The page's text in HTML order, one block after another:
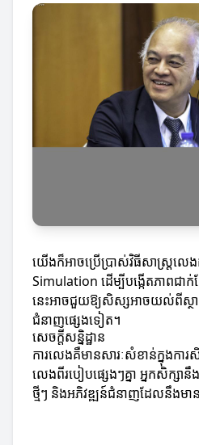
យើងក៏អាចប្រើប្រាស់វិធីសាស្ត្រលេ
Simulation ដើម្បីបង្កើតភាពជាក់
នេះអាចជួយឱ្យសិស្សអាចយល់ពីស្ថា
ជំនាញផ្សេងទៀត។
សេចក្តីសន្និដ្ឋាន
ការលេងគឺមានសារៈសំខាន់ក្នុងកា
លេងពីរបៀបផ្សេងៗគ្នា អ្នកសិក្ស
ថ្មីៗ និងអភិវឌ្ឍន៍ជំនាញដែលនឹងម